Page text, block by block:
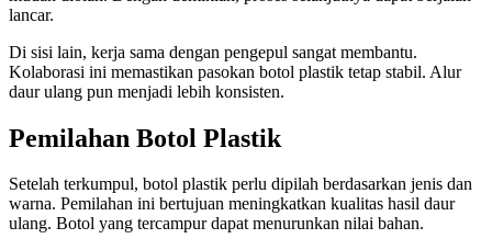
lancar.
Di sisi lain, kerja sama dengan pengepul sangat membantu.
Kolaborasi ini memastikan pasokan botol plastik tetap stabil. Alur
daur ulang pun menjadi lebih konsisten.
Pemilahan Botol Plastik
Setelah terkumpul, botol plastik perlu dipilah berdasarkan jenis dan
warna. Pemilahan ini bertujuan meningkatkan kualitas hasil daur
ulang. Botol yang tercampur dapat menurunkan nilai bahan.